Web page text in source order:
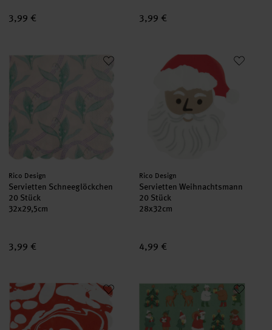
3,99 € 3,99 €
Servietten Schneeglöckchen 20 Stück
Hersteller:
Rico Design
Servietten Schneeglöckchen
20 Stück
32x29,5cm
3,99 €
Servietten Weihnachtsmann 20
Hersteller:
Rico Design
Servietten Weihnachtsmann
20 Stück
28x32cm
4,99 €
Servietten Marmor Rot/Weiß 20 StückServietten Weihnachtsfiguren